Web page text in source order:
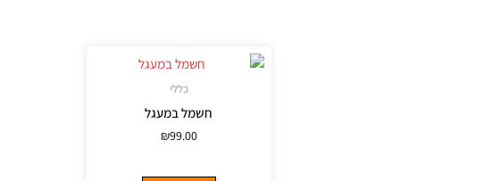
כללי
חשמל במעגל
₪99.00